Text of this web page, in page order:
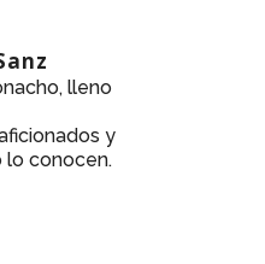
lleno
y
lo conocen.